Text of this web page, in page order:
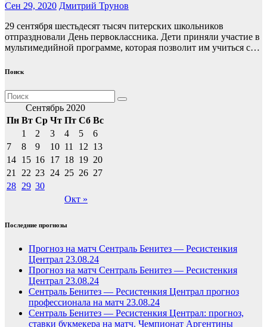
Сен 29, 2020 Дмитрий Трунов
29 сентября шестьдесят тысяч питерских школьников
отпраздновали День первоклассника. Дети приняли участие в
мультимедийной программе, которая позволит им учиться с…
Поиск
Сентябрь 2020
Пн Вт Ср Чт Пт Сб Вс
Окт »
1 2 3 4 5
6
7
8 9 10 11 12 13
14 15 16 17 18 19 20
21
22 23 24 25 26 27
28 29 30
Последние прогнозы
Прогноз на матч Сентраль Бенитез — Ресистенкия
Централ 23.08.24
Прогноз на матч Сентраль Бенитез — Ресистенкия
Централ 23.08.24
Сентраль Бенитез — Ресистенкия Централ прогноз
профессионала на матч 23.08.24
Сентраль Бенитез — Ресистенкия Централ: прогноз,
ставки букмекера на матч. Чемпионат Аргентины